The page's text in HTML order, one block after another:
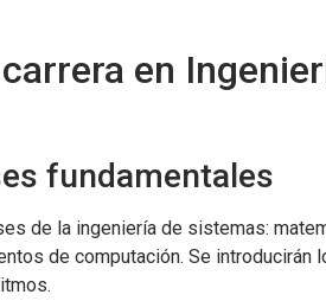
en
fundamentales
de la ingeniería de sistemas:
de computación. Se introducirán